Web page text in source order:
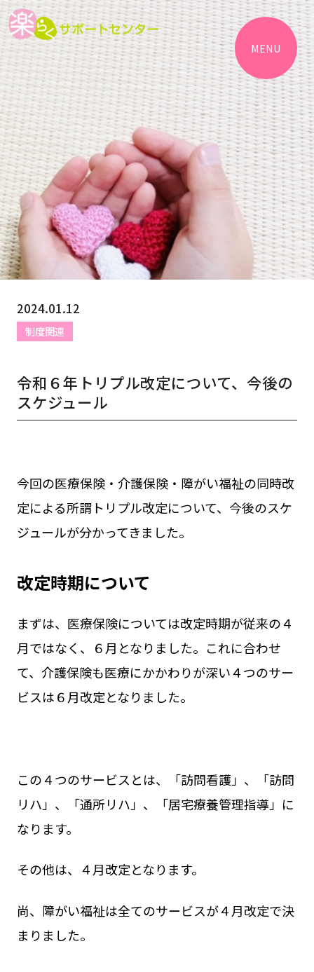
MENU
2024.01.12
制度関連
令和６年トリプル改定について、今後の
スケジュール
今回の医療保険・介護保険・障がい福祉の同時改
定による所謂トリプル改定について、今後のスケ
ジュールが分かってきました。
改定時期について
まずは、医療保険については改定時期が従来の４
月ではなく、６月となりました。これに合わせ
て、介護保険も医療にかかわりが深い４つのサー
ビスは６月改定となりました。
この４つのサービスとは、「訪問看護」、「訪問
リハ」、「通所リハ」、「居宅療養管理指導」に
なります。
その他は、４月改定となります。
尚、障がい福祉は全てのサービスが４月改定で決
まりました。